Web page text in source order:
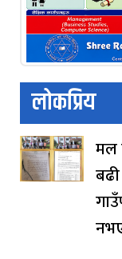
लोकप्रिय
मल